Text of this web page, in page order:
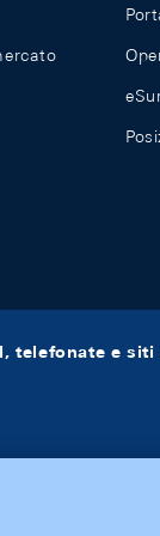
telefonate e